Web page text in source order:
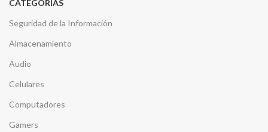
CATEGORÍAS
Seguridad de la Información
Almacenamiento
Audio
Celulares
Computadores
Gamers